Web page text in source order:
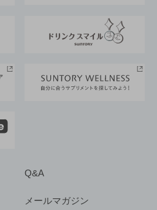
Q&A
メールマガジン